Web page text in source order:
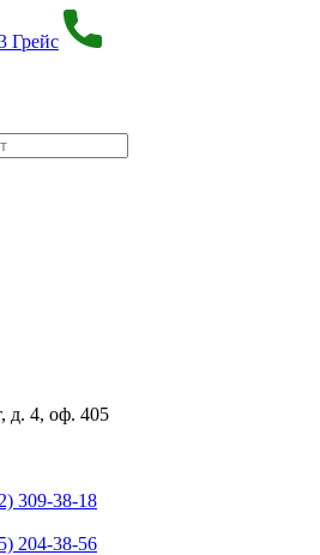
д. 4, оф. 405
309-38-18
204-38-56